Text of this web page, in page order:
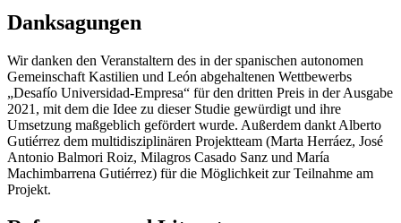
Danksagungen
Wir danken den Veranstaltern des in der spanischen autonomen
Gemeinschaft Kastilien und León abgehaltenen Wettbewerbs
„Desafío Universidad-Empresa“ für den dritten Preis in der Ausgabe
2021, mit dem die Idee zu dieser Studie gewürdigt und ihre
Umsetzung maßgeblich gefördert wurde. Außerdem dankt Alberto
Gutiérrez dem multidisziplinären Projektteam (Marta Herráez, José
Antonio Balmori Roiz, Milagros Casado Sanz und María
Machimbarrena Gutiérrez) für die Möglichkeit zur Teilnahme am
Projekt.